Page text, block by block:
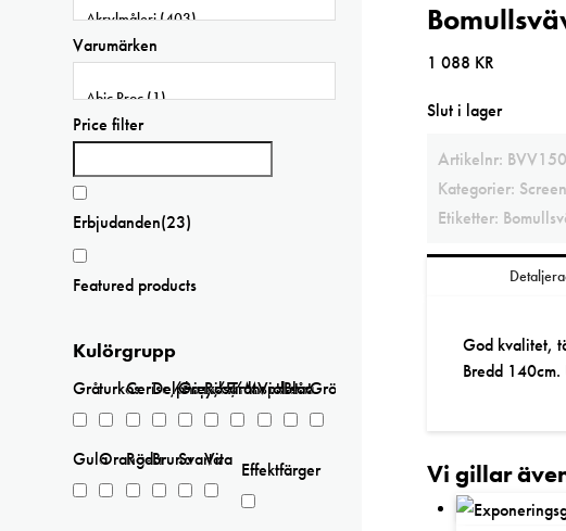
1 088 KR
Slut i lager
Artikelnr: BVV150
Kategorier:
Etiketter:
God kvalitet,
Bredd
Vi gillar
Varumärken
Price filter
Erbjudanden(23)
Featured products
Kulörgrupp
GråturkosCerise/Paprika
Delphinium/Menthe
Grey/Pink
RosaTransparent
Violetta
BlåaGröna
GulaOrangea
RödaBrunaSvarta
Vita Effektfärger